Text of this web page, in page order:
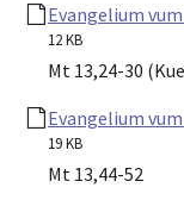
Evangelium
12 KB
Mt 13,24-30
Evangelium
19 KB
Mt 13,44-52